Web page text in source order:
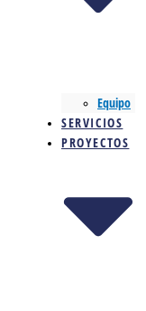
Equipo
SERVICIOS
PROYECTOS